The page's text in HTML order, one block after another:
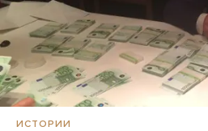
ИСТОРИИ